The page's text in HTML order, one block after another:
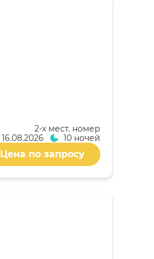
2-x мест. номер
16.08.2026 10 ночей
Цена по запросу